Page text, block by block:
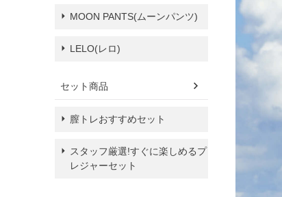
MOON PANTS(ムーンパンツ)
LELO(レロ)
セット商品
膣トレおすすめセット
スタッフ厳選!すぐに楽しめるプ
レジャーセット